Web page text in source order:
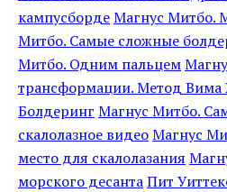
кампусбордеМагнус Митбо.
Митбо. Самые сложные
Митбо. Одним пальцем
трансформации. Метод Вима
Болдеринг Магнус Митбо.
скалолазное видеоМагнус
место для скалолазания
морского десантаПит